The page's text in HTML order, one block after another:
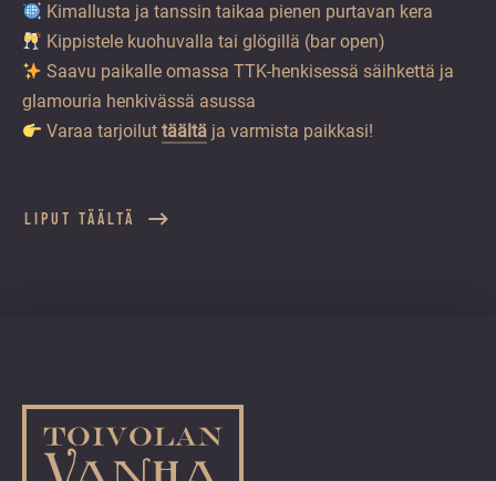
Kimallusta ja tanssin taikaa pienen purtavan kera
Kippistele kuohuvalla tai glögillä (bar open)
Saavu paikalle omassa TTK-henkisessä säihkettä ja
glamouria henkivässä asussa
Varaa tarjoiluttäältä ja varmista paikkasi!
LIPUT TÄÄLTÄ